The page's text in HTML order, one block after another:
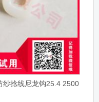
纱捻线尼龙钩25.4 2500